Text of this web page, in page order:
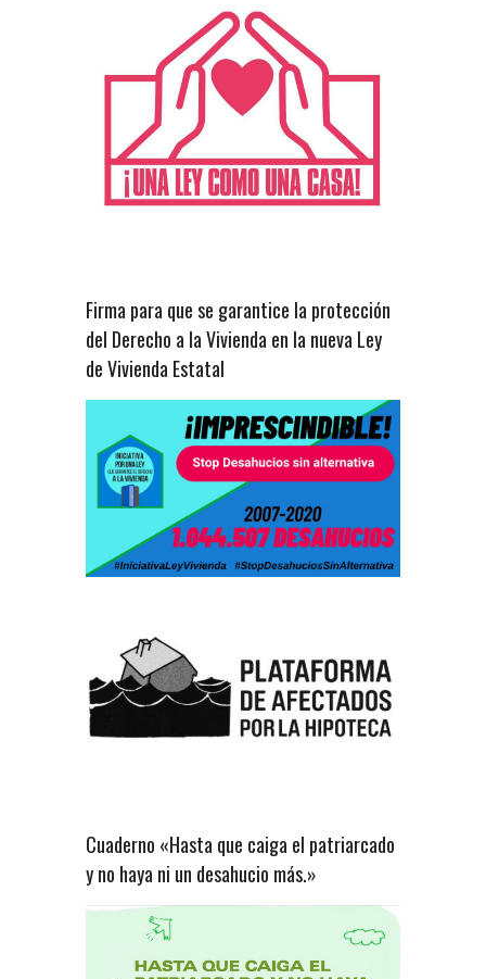
Firma para que se garantice la protección
del Derecho a la Vivienda en la nueva Ley
de Vivienda Estatal
Cuaderno «Hasta que caiga el patriarcado
y no haya ni un desahucio más.»